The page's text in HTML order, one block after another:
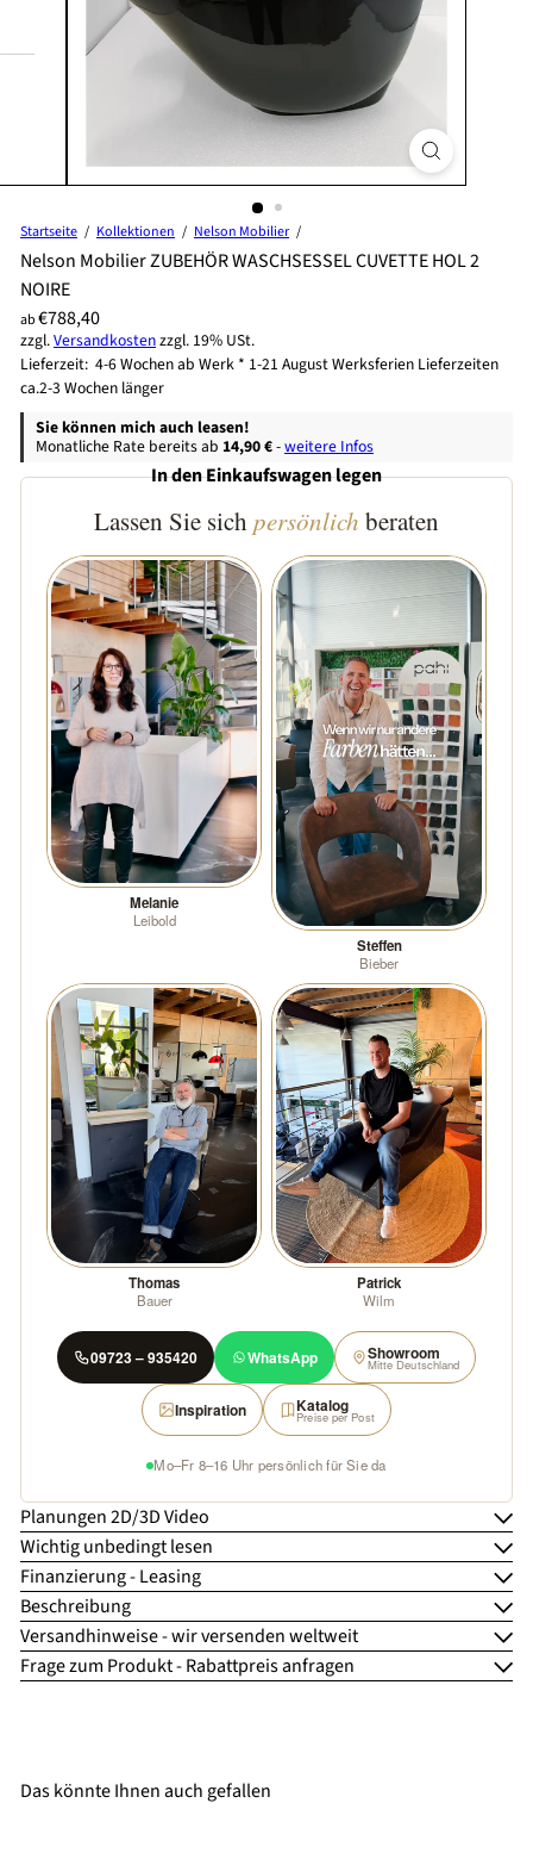
Startseite Kollektionen Nelson Mobilier
Nelson Mobilier ZUBEHÖR WASCHSESSEL CUVETTE HOL 2
NOIRE
Preis
Normaler
Preis
ab€788,40
zzgl.Versandkostenzzgl. 19% USt.
Lieferzeit: 4-6 Wochen ab Werk * 1-21 August Werksferien Lieferzeiten
ca.2-3 Wochen länger
Sie können mich auch leasen!
Monatliche Rate bereits ab 14,90 €-weitere Infos
In den Einkaufswagen legen
Lassen Sie sich persönlich beraten
Melanie
Leibold
Steffen
Bieber
Thomas
Bauer
Patrick
Wilm
09723 – 935420 WhatsApp Showroom
Mitte Deutschland
Inspiration Katalog
Preise per Post
Mo–Fr 8–16 Uhr persönlich für Sie da
Planungen 2D/3D Video
Wichtig unbedingt lesen
Finanzierung - Leasing
Beschreibung
Versandhinweise - wir versenden weltweit
Frage zum Produkt - Rabattpreis anfragen
Das könnte Ihnen auch gefallen